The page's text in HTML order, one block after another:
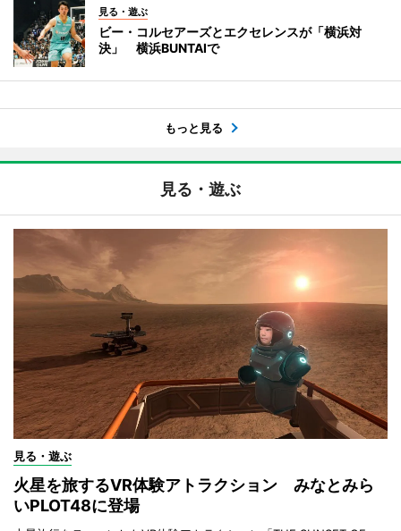
見る・遊ぶ
ビー・コルセアーズとエクセレンスが「横浜対
決」 横浜BUNTAIで
もっと見る
見る・遊ぶ
見る・遊ぶ
火星を旅するVR体験アトラクション みなとみら
いPLOT48に登場